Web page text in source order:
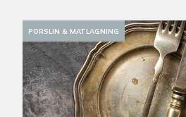
DEKORATION
PORSLIN & MATLAGNING